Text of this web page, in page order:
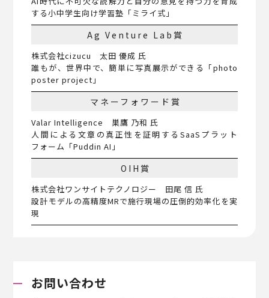
する小中学生向け学習塾「ミライ式」
Ag Venture Lab賞
株式会社cizucu 太田 優成 氏
誰もが、世界中で、簡単に写真展示ができる「photo
poster project」
マネーフォワード賞
Valar Intelligence 巣鷹 乃和 氏
人間による文章の真正性を証明するSaaSプラット
フォーム「Puddin AI」
OIH賞
株式会社ワンサイトテクノロジー 田尾 信 氏
設計モデルの高精度MRで施行現場の圧倒的効率化を実
現
お問い合わせ